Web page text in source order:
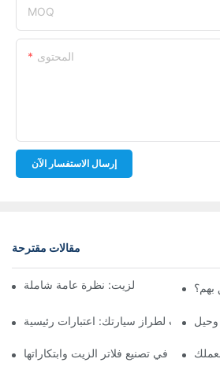
MOQ
المحتوى
إرسال الاستفسار الآن
مقالات مقترحة
تصنيع فلاتر الزيت: نظرة عامة شاملةبهم؟
المناسب لطراز سيارتك: اعتبارات رئيسيةوحيل
في تصنيع فلاتر الزيت وابتكاراتها